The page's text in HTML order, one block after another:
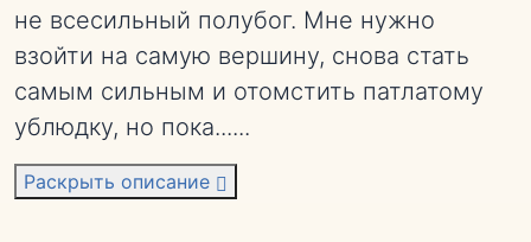
не всесильный полубог. Мне нужно
взойти на самую вершину, снова стать
самым сильным и отомстить патлатому
ублюдку, но пока......
Раскрыть описание